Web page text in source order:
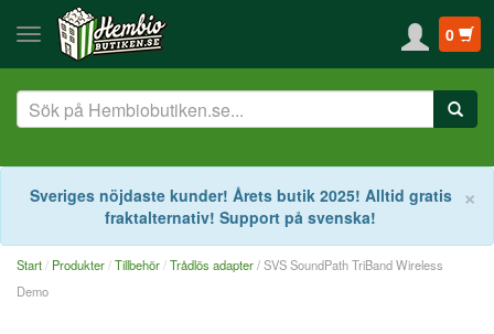
0
×
Sveriges nöjdaste kunder! Årets butik 2025! Alltid gratis
fraktalternativ! Support på svenska!
Start Produkter Tillbehör Trådlös adapter/ SVS SoundPath TriBand Wireless
Demo